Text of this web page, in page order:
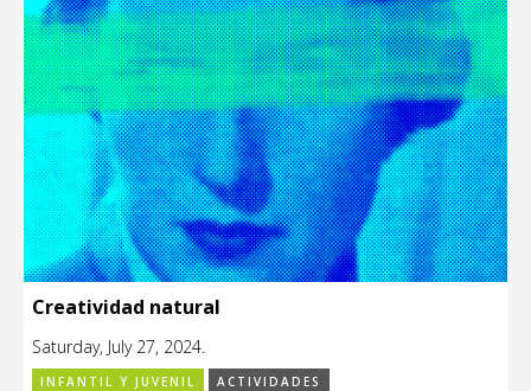
Creatividad natural
Saturday, July 27, 2024.
INFANTIL Y JUVENIL ACTIVIDADES